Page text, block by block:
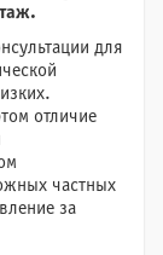
для
отличие
частных
за